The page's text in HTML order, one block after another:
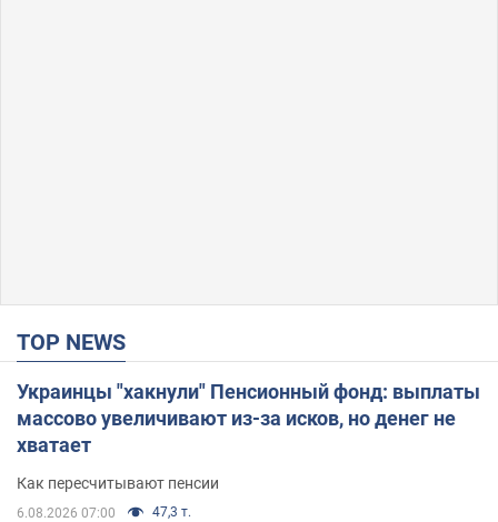
TOP NEWS
Украинцы "хакнули" Пенсионный фонд: выплаты
массово увеличивают из-за исков, но денег не
хватает
Как пересчитывают пенсии
6.08.2026 07:00 47,3 т.